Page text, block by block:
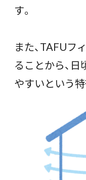
す。
また、TAFUフ
ることから、
やすいという